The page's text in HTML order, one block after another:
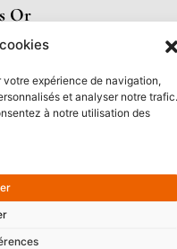
expérience de navigation,
et analyser notre trafic.
à notre utilisation des
Or